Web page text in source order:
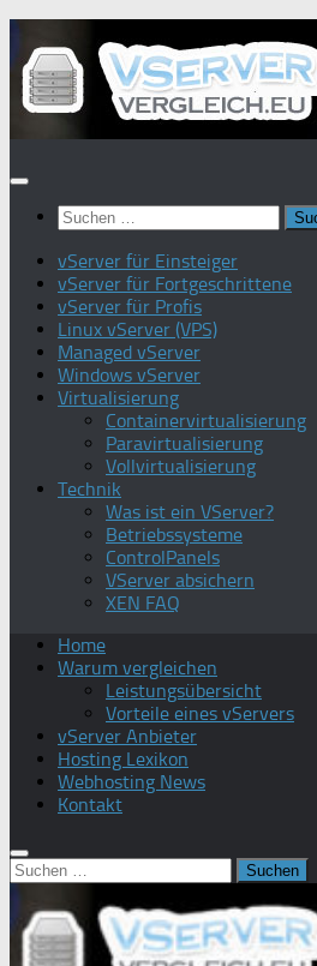
Inhalt
springen
Suchen
nach:
vServer für Einsteiger
vServer für Fortgeschrittene
vServer für Profis
Linux vServer (VPS)
Managed vServer
Windows vServer
Virtualisierung
Containervirtualisierung
Paravirtualisierung
Vollvirtualisierung
Technik
Was ist ein VServer?
Betriebssysteme
ControlPanels
VServer absichern
XEN FAQ
Home
Warum vergleichen
Leistungsübersicht
Vorteile eines vServers
vServer Anbieter
Hosting Lexikon
Webhosting News
Kontakt
Suchen
nach: